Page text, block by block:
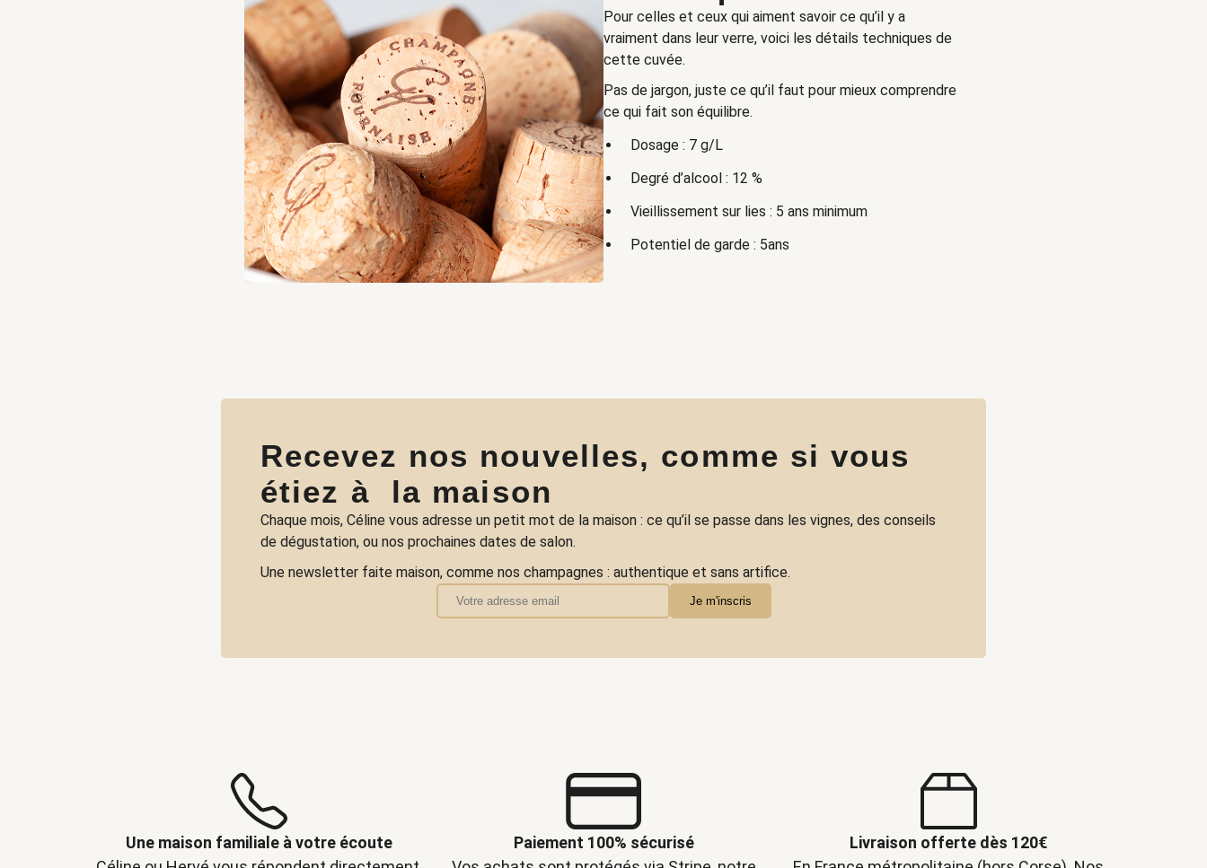
Pour celles et ceux qui aiment savoir ce qu’il y a
vraiment dans leur verre, voici les détails techniques de
cette cuvée.
Pas de jargon, juste ce qu’il faut pour mieux comprendre
ce qui fait son équilibre.
Dosage : 7 g/L
Degré d’alcool : 12 %
Vieillissement sur lies : 5 ans minimum
Potentiel de garde : 5ans
Recevez nos nouvelles, comme si vous
étiez à la maison
Chaque mois, Céline vous adresse un petit mot de la maison : ce qu’il se passe dans les vignes, des conseils
de dégustation, ou nos prochaines dates de salon.
Une newsletter faite maison, comme nos champagnes : authentique et sans artifice.
Une maison familiale à votre écoute
Paiement 100% sécurisé
Livraison offerte dès 120€